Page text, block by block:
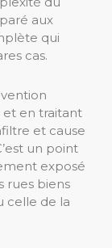
aux
qui
cas.
et en traitant
et cause
un point
exposé
rues biens
celle de la